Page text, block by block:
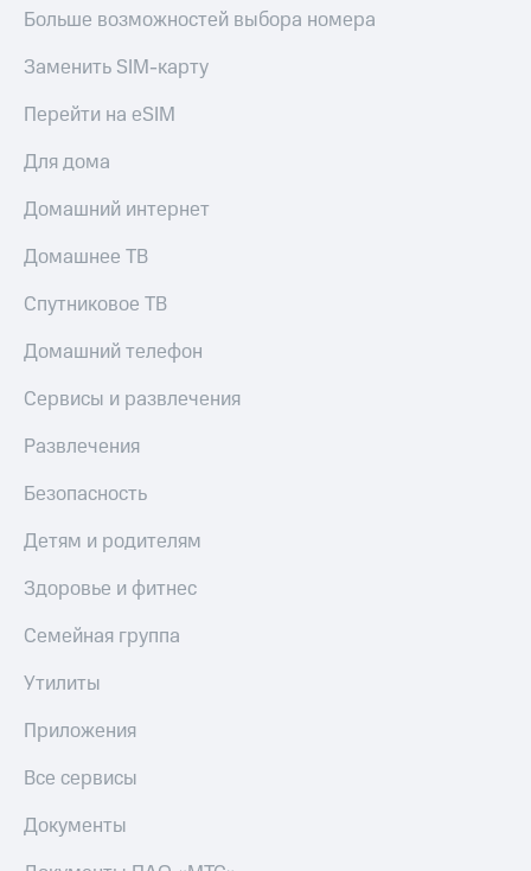
Больше возможностей выбора номера
Заменить SIM-карту
Перейти на eSIM
Для дома
Домашний интернет
Домашнее ТВ
Спутниковое ТВ
Домашний телефон
Сервисы и развлечения
Развлечения
Безопасность
Детям и родителям
Здоровье и фитнес
Семейная группа
Утилиты
Приложения
Все сервисы
Документы